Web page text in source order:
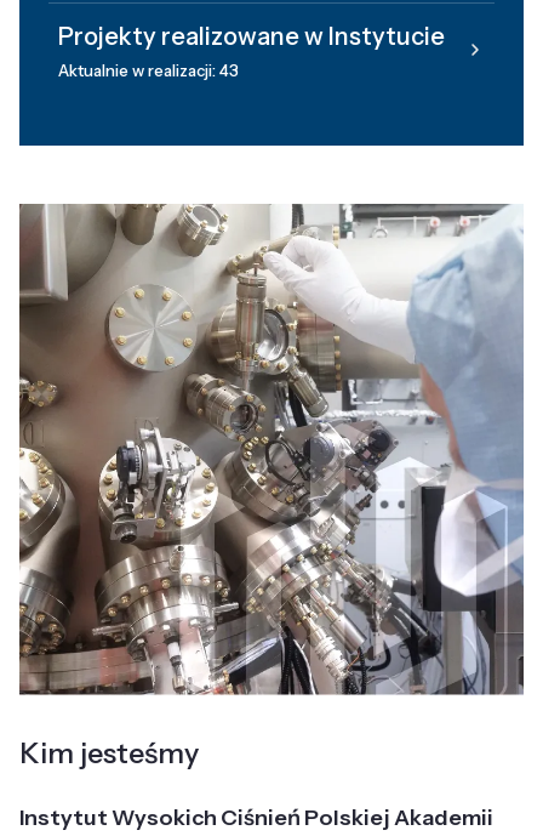
Projekty realizowane w Instytucie
Aktualnie w realizacji: 43
Kim jesteśmy
Instytut Wysokich Ciśnień Polskiej Akademii